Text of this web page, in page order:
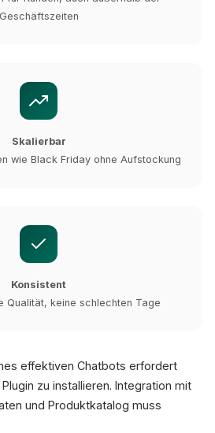
Geschäftszeiten
Skalierbar
wie Black Friday ohne Aufstockung
Konsistent
Qualität, keine schlechten Tage
effektiven Chatbots erfordert
zu installieren. Integration mit
und Produktkatalog muss